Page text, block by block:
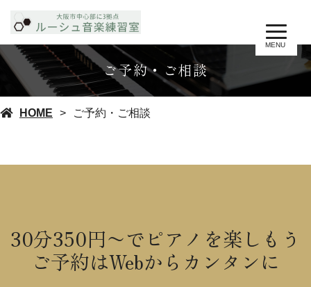
MENU
ご予約・ご相談
HOME ご予約・ご相談
30分350円〜でピアノを楽しもう
ご予約はWebからカンタンに